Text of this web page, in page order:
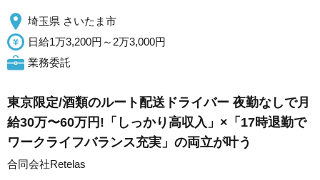
埼玉県 さいたま市
日給1万3,200円～2万3,000円
業務委託
東京限定/酒類のルート配送ドライバー 夜勤なしで月
給30万〜60万円!「しっかり高収入」×「17時退勤で
ワークライフバランス充実」の両立が叶う
合同会社Retelas